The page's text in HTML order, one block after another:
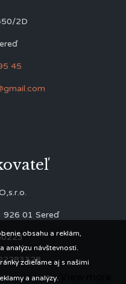
2D
45
01 Sereď
obsahu a reklám,
analýzu návštevnosti.
zdieľame aj s našimi
a analýzy.